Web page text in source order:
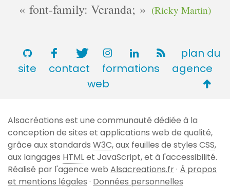
font-family: Veranda; (Ricky Martin)
plan du
site
contact formations
agence
web
de
page
Alsacréations est une communauté dédiée à la
conception de sites et applications web de qualité,
grâce aux standards W3C, aux feuilles de styles CSS,
aux langages HTMLet JavaScript, et à l'accessibilité.
Réalisé par l'agence web Alsacreations.fr· À propos
et mentions légales · Données personnelles